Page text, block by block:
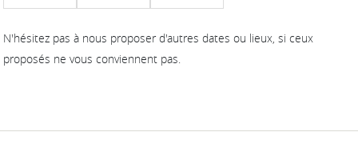
N'hésitez pas à nous proposer d'autres dates ou lieux, si ceux
proposés ne vous conviennent pas.